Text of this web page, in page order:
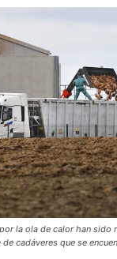
la ola de calor han
cadáveres que se